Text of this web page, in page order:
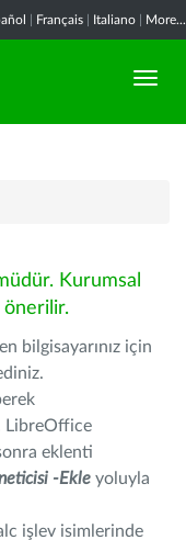
Français Italiano More...
Kurumsal
önerilir.
bilgisayarınız için
LibreOffice
eklenti
-Ekle yoluyla
işlev isimlerinde